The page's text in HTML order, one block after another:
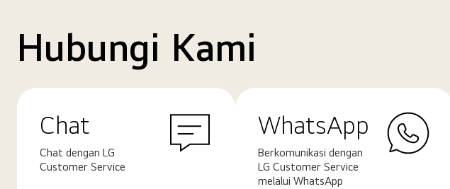
Hubungi Kami
Chat
Chat dengan LG
Customer Service
WhatsApp
Berkomunikasi dengan
LG Customer Service
melalui WhatsApp